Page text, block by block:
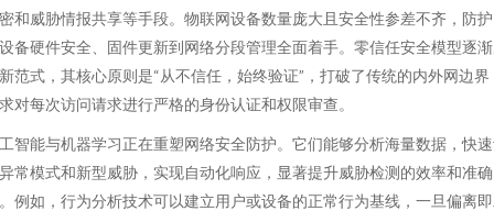
和威胁情报共享等手段。物联网设备数量庞大且安全性参差不齐，防
备硬件安全、固件更新到网络分段管理全面着手。零信任安全模型逐
范式，其核心原则是“从不信任，始终验证”，打破了传统的内外网边界
对每次访问请求进行严格的身份认证和权限审查。
智能与机器学习正在重塑网络安全防护。它们能够分析海量数据，快
常模式和新型威胁，实现自动化响应，显著提升威胁检测的效率和准确
例如，行为分析技术可以建立用户或设备的正常行为基线，一旦偏离